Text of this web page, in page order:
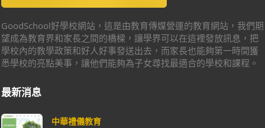
GoodSchool好學校網站，這是由教育傳媒營運的教育網站，我們期
望成為教育界和家長之間的橋樑，讓學界可以在這裡發放訊息，把
學校內的教學政策和好人好事發送出去，而家長也能夠第一時間獲
悉學校的亮點美事，讓他們能夠為子女尋找最適合的學校和課程。
最新消息
中華禮儀教育